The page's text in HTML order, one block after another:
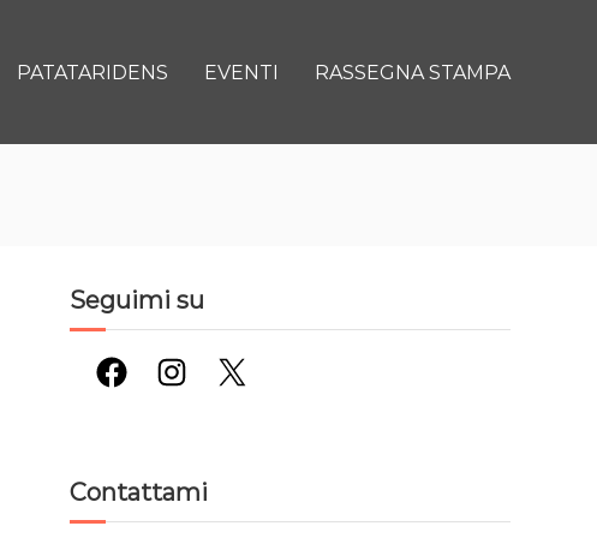
PATATARIDENS EVENTI RASSEGNA STAMPA
Seguimi su
Facebook Instagram X
Contattami